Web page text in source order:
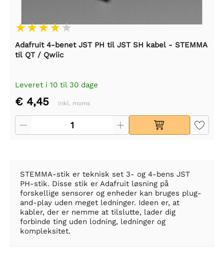
Adafruit 4-benet JST PH til JST SH kabel - STEMMA
til QT / Qwiic
Leveret i 10 til 30 dage
€ 4,45 Inkl. moms
STEMMA-stik er teknisk set 3- og 4-bens JST
PH-stik. Disse stik er Adafruit løsning på
forskellige sensorer og enheder kan bruges plug-
and-play uden meget ledninger. Ideen er, at
kabler, der er nemme at tilslutte, lader dig
forbinde ting uden lodning, ledninger og
kompleksitet.